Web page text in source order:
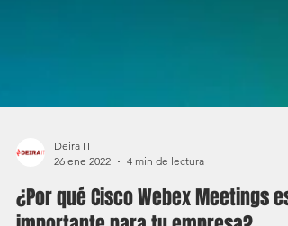
Deira IT
26 ene 2022
4 min de lectura